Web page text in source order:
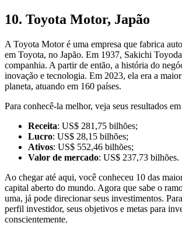
10. Toyota Motor, Japão
A Toyota Motor é uma empresa que fabrica
em Toyota, no Japão. Em 1937, Sakichi
companhia. A partir de então, a história do
inovação e tecnologia. Em 2023, ela era a
planeta, atuando em 160 países.
Para conhecê-la melhor, veja seus resultados
Receita: US$ 281,75 bilhões;
Lucro: US$ 28,15 bilhões;
Ativos: US$ 552,46 bilhões;
Valor de mercado: US$ 237,73 bilhões.
Ao chegar até aqui, você conheceu 10 das
capital aberto do mundo. Agora que sabe o
uma, já pode direcionar seus investimentos.
perfil investidor, seus objetivos e metas para
conscientemente.